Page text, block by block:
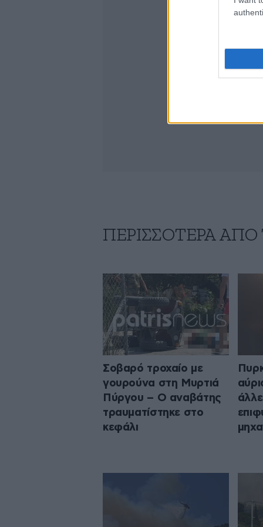
ΠΕΡΙΣΣΟΤΕΡΑ
Σοβαρό τροχαίο με
γουρούνα στη Μυρτιά
Πύργου – Ο αναβάτης
τραυματίστηκε στο
κεφάλι